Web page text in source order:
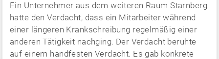
Ein Unternehmer aus dem weiteren Raum Starnberg
hatte den Verdacht, dass ein Mitarbeiter während
einer längeren Krankschreibung regelmäßig einer
anderen Tätigkeit nachging. Der Verdacht beruhte
auf einem handfesten Verdacht. Es gab konkrete